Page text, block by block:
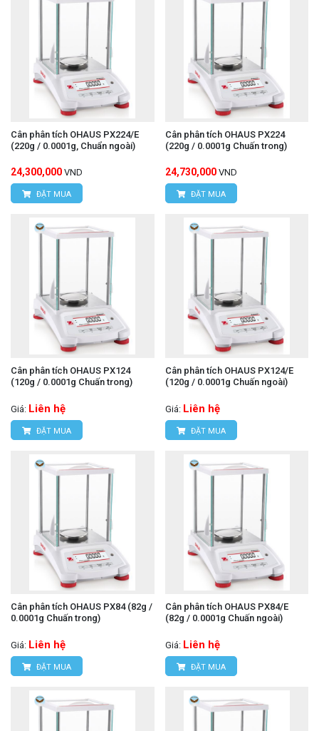
Cân phân tích OHAUS PX224/E
(220g / 0.0001g, Chuẩn ngoài)
24,300,000 VND
ĐẶT MUA
Cân phân tích OHAUS PX224
(220g / 0.0001g Chuấn trong)
24,730,000 VND
ĐẶT MUA
Cân phân tích OHAUS PX124
(120g / 0.0001g Chuấn trong)
Giá: Liên hệ
ĐẶT MUA
Cân phân tích OHAUS PX124/E
(120g / 0.0001g Chuấn ngoài)
Giá: Liên hệ
ĐẶT MUA
Cân phân tích OHAUS PX84 (82g /
0.0001g Chuấn trong)
Giá: Liên hệ
ĐẶT MUA
Cân phân tích OHAUS PX84/E
(82g / 0.0001g Chuấn ngoài)
Giá: Liên hệ
ĐẶT MUA